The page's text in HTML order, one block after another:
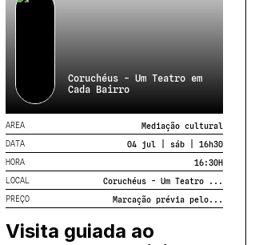
Coruchéus - Um Teatro em
Cada Bairro
AREA
Mediação cultural
DATA
04 jul | sáb | 16h30
HORA
16:30H
LOCAL
Coruchéus - Um Teatro ...
PREÇO
Marcação prévia pelo...
Visita guiada ao